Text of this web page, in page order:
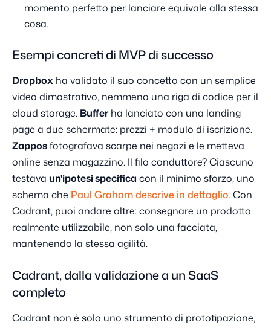
momento perfetto per lanciare equivale alla stessa
cosa.
Esempi concreti di MVP di successo
Dropbox ha validato il suo concetto con un semplice
video dimostrativo, nemmeno una riga di codice per il
cloud storage. Buffer ha lanciato con una landing
page a due schermate: prezzi + modulo di iscrizione.
Zapposfotografava scarpe nei negozi e le metteva
online senza magazzino. Il filo conduttore? Ciascuno
testava un'ipotesi specifica con il minimo sforzo, uno
schema che Paul Graham descrive in dettaglio. Con
Cadrant, puoi andare oltre: consegnare un prodotto
realmente utilizzabile, non solo una facciata,
mantenendo la stessa agilità.
Cadrant, dalla validazione a un SaaS
completo
Cadrant non è solo uno strumento di prototipazione,